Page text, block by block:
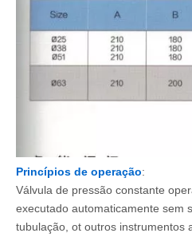
Princípios de operação:
Válvula de pressão constante
executado automaticamente sem
tubulação, ot outros instrumentos